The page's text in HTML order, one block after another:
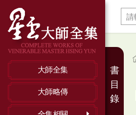
大師全集
大師略傳
書
目
錄